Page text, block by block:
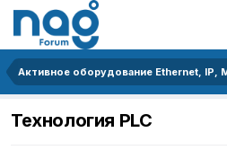
Технология PLC